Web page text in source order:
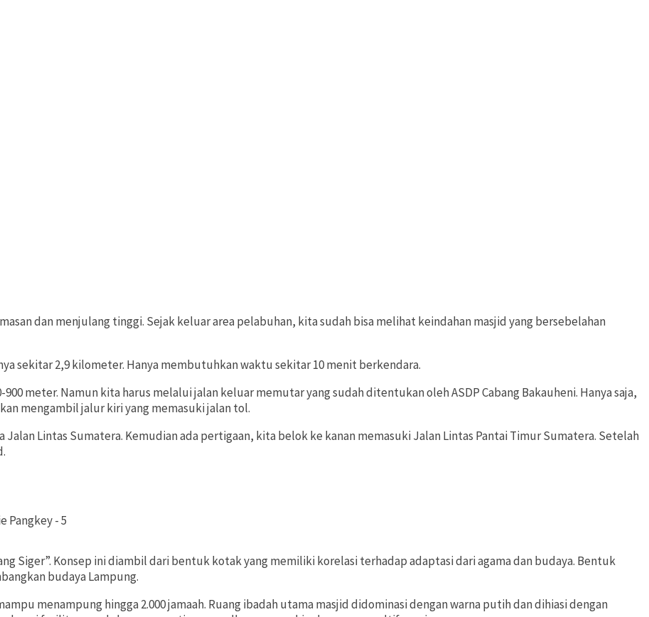
dan menjulang tinggi. Sejak keluar area pelabuhan, kita sudah bisa melihat keindahan masjid yang bersebelahan
sekitar 2,9 kilometer. Hanya membutuhkan waktu sekitar 10 menit berkendara.
meter. Namun kita harus melalui jalan keluar memutar yang sudah ditentukan oleh ASDP Cabang Bakauheni. Hanya saja,
mengambil jalur kiri yang memasuki jalan tol.
Lintas Sumatera. Kemudian ada pertigaan, kita belok ke kanan memasuki Jalan Lintas Pantai Timur Sumatera. Setelah
Siger”. Konsep ini diambil dari bentuk kotak yang memiliki korelasi terhadap adaptasi dari agama dan budaya. Bentuk
budaya Lampung.
menampung hingga 2.000 jamaah. Ruang ibadah utama masjid didominasi dengan warna putih dan dihiasi dengan